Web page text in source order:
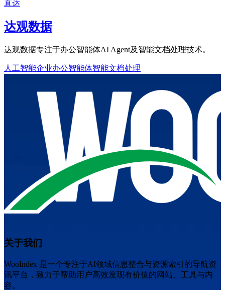
直达
达观数据
达观数据专注于办公智能体AI Agent及智能文档处理技术。
人工智能企业办公智能体智能文档处理
关于我们
WooIndex 是一个专注于AI领域信息整合与资源索引的导航资
讯平台，致力于帮助用户高效发现有价值的网站、工具与内
容。